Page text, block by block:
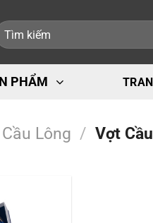
PHẨM
Lông / Vợt